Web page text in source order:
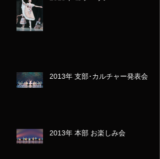
2013年 支部･カルチャー発表会
2013年 本部 お楽しみ会